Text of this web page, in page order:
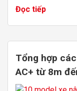
Đọc tiếp
Tổng hợp
AC+ từ 8m